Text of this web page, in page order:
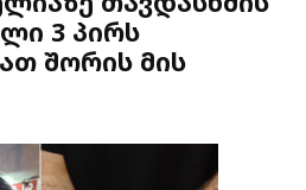
3 პირს
შორის მის